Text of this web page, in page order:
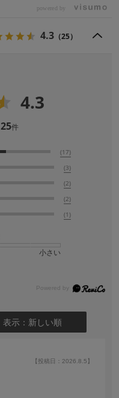
powered by
4.3 （25）
4.3
25件
(17)
(3)
(2)
(2)
(1)
小さい
表示：新しい順
【投稿日：2026.8.5】